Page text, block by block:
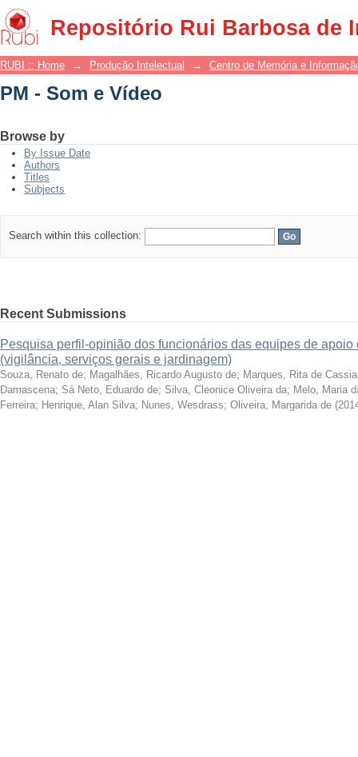
Repositório Rui Barbosa de
PM - Som e Vídeo
RUBI :: Home → Produção Intelectual → Centro de Memória e
PM - Som e Vídeo
Browse by
By Issue Date
Authors
Titles
Subjects
Search within this collection:
Recent Submissions
Pesquisa perfil-opinião dos funcionários das equipes de
(vigilância, serviços gerais e jardinagem)
Souza, Renato de; Magalhães, Ricardo Augusto de; Marques, Rita de
Damascena; Sá Neto, Eduardo de; Silva, Cleonice Oliveira da; Melo, Maria
Ferreira; Henrique, Alan Silva; Nunes, Wesdrass; Oliveira, Margarida de (